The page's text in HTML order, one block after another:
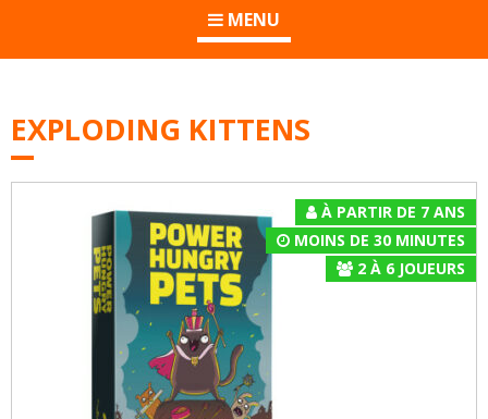
MENU
EXPLODING KITTENS
À PARTIR DE 7 ANS
MOINS DE 30 MINUTES
2À 6JOUEURS